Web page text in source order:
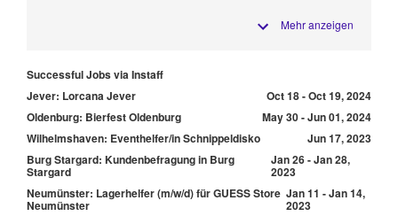
Mehr anzeigen
Successful Jobs via Instaff
Jever: Lorcana Jever
Oct 18 - Oct 19, 2024
Oldenburg: Bierfest Oldenburg
May 30 - Jun 01, 2024
Wilhelmshaven: Eventhelfer/in Schnippeldisko
Jun 17, 2023
Burg Stargard: Kundenbefragung in Burg
Stargard
Jan 26 - Jan 28,
2023
Neumünster: Lagerhelfer (m/w/d) für GUESS Store
Neumünster
Jan 11 - Jan 14,
2023